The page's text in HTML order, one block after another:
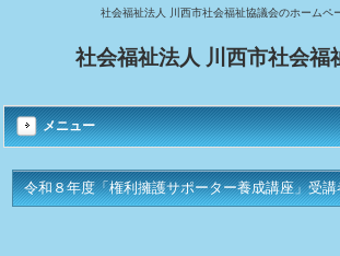
社会福祉法人 川西市社会福祉協議会のホームペ
社会福祉法人 川西市社会福
メニュー
令和８年度「権利擁護サポーター養成講座」受